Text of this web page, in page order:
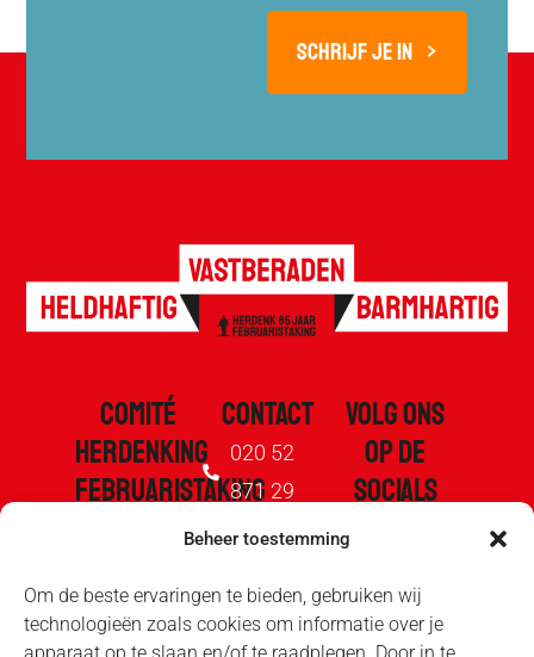
Beheer toestemming
Om de beste ervaringen te bieden, gebruiken wij
technologieën zoals cookies om informatie over je
COMITÉ
HERDENKING
FEBRUARISTAKING
De Stad
Moet
CONTACT
020 52
871 29
info@februaristaking.nl
Kleine
Wittenburgerstraat
VOLG ONS
OP DE
SOCIALS